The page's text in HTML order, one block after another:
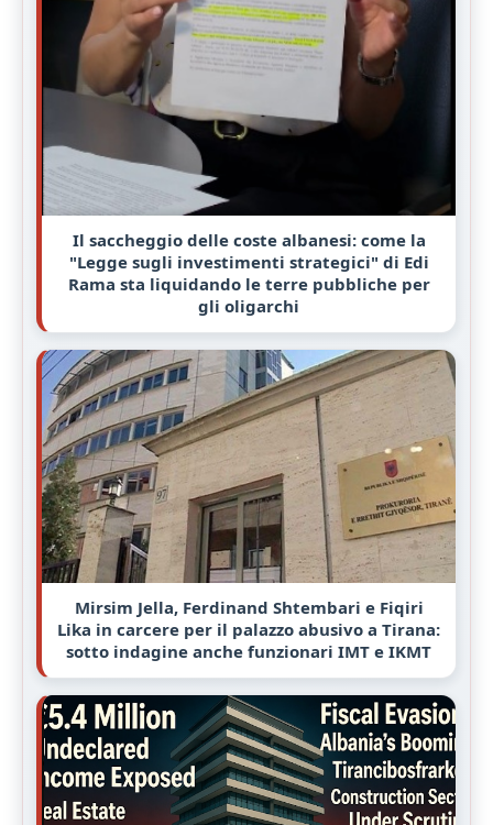
Il saccheggio delle coste albanesi: come la
"Legge sugli investimenti strategici" di Edi
Rama sta liquidando le terre pubbliche per
gli oligarchi
Mirsim Jella, Ferdinand Shtembari e Fiqiri
Lika in carcere per il palazzo abusivo a Tirana:
sotto indagine anche funzionari IMT e IKMT